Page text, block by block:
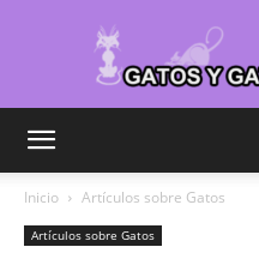
Inicio Artículos sobre Gatos
Artículos sobre Gatos